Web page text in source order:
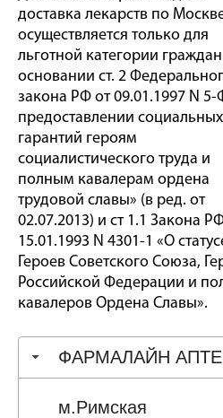
доставка лекарств по
осуществляется только для
льготной категории
основании ст. 2
закона РФ от 09.01.1997 N
предоставлении социальных
гарантий героям
социалистического труда и
полным кавалерам ордена
трудовой славы» (в ред. от
02.07.2013) и ст 1.1 Закона
15.01.1993 N 4301-1 «О
Героев Советского Союза,
Российской Федерации и
кавалеров Ордена Славы».
ФАРМАЛАЙН
м.Римская